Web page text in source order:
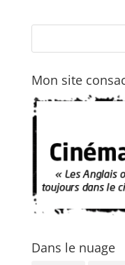
Mon site
Dans le nuage